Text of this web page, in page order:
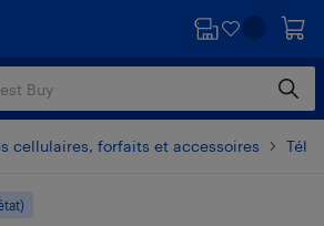
cellulaires, forfaits et accessoires